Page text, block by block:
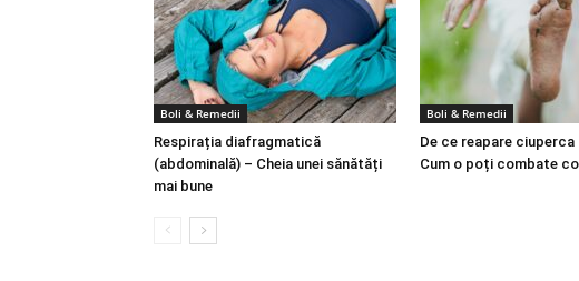
Boli & Remedii
Respirația diafragmatică
(abdominală) – Cheia unei sănătăți
mai bune
Boli & Remedii
De ce reapare
Cum o poți combate